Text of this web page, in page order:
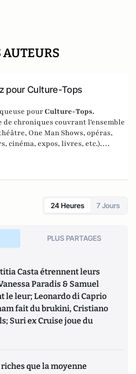
AUTEURS
pour Culture-Tops
pourCulture-Tops.
de chroniques couvrant l'ensemble
One Man Shows, opéras,
cinéma, expos, livres, etc.).
novembre 2013 par Jacques
et son fils, Gabriel
24 Heures 7 Jours
PLUS PARTAGES
Casta étrennent leurs
Paradis & Samuel
le leur; Leonardo di Caprio
fait du brukini, Cristiano
Suri ex Cruise joue du
que la moyenne